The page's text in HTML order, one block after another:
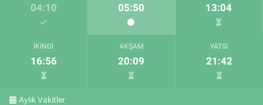
04:10 05:50 13:04
İKINDI
16:56
AKŞAM
20:09
YATSI
21:42
Aylık Vakitler